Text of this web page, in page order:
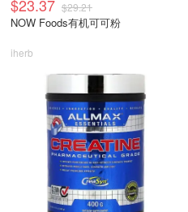
$23.37 $29.21
NOW Foods有机可可粉
iherb